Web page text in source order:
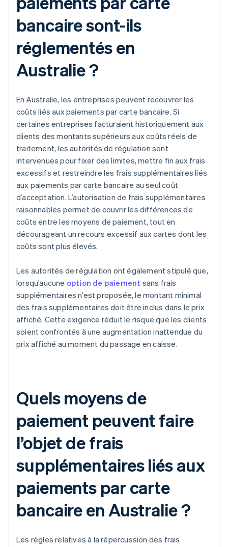
bancaire sont-ils
réglementés en
Australie ?
En Australie, les entreprises peuvent recouvrer les
coûts liés aux paiements par carte bancaire. Si
certaines entreprises facturaient historiquement aux
clients des montants supérieurs aux coûts réels de
traitement, les autorités de régulation sont
intervenues pour fixer des limites, mettre fin aux frais
excessifs et restreindre les frais supplémentaires liés
aux paiements par carte bancaire au seul coût
d’acceptation. L’autorisation de frais supplémentaires
raisonnables permet de couvrir les différences de
coûts entre les moyens de paiement, tout en
décourageant un recours excessif aux cartes dont les
coûts sont plus élevés.
Les autorités de régulation ont également stipulé que,
lorsqu’aucune option de paiement sans frais
supplémentaires n’est proposée, le montant minimal
des frais supplémentaires doit être inclus dans le prix
affiché. Cette exigence réduit le risque que les clients
soient confrontés à une augmentation inattendue du
prix affiché au moment du passage en caisse.
Quels moyens de
paiement peuvent faire
l’objet de frais
supplémentaires liés aux
paiements par carte
bancaire en Australie ?
Les règles relatives à la répercussion des frais